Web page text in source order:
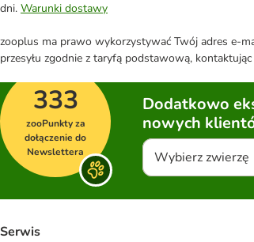
dni. Warunki dostawy
zooplus ma prawo wykorzystywać Twój adres e-
przesyłu zgodnie z taryfą podstawową,
333
zooPunkty za
dołączenie do
Newslettera
Dodatkowo
nowych
Wybierz zwierzę
Serwis